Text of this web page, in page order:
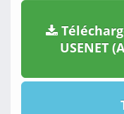
USENET